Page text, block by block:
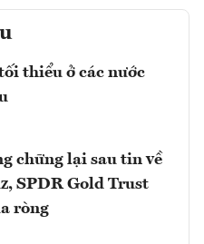
thiểu ở các nước
chững lại sau tin về
SPDR Gold Trust
ròng